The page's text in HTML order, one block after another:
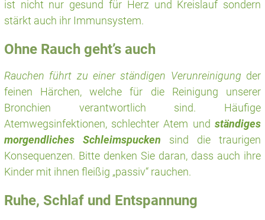
ist nicht nur gesund für Herz und Kreislauf sondern
stärkt auch ihr Immunsystem.
Ohne Rauch geht’s auch
Rauchen führt zu einer ständigen Verunreinigung der
feinen Härchen, welche für die Reinigung unserer
Bronchien verantwortlich sind. Häufige
Atemwegsinfektionen, schlechter Atem undständiges
morgendliches Schleimspucken sind die traurigen
Konsequenzen. Bitte denken Sie daran, dass auch ihre
Kinder mit ihnen fleißig „passiv“ rauchen.
Ruhe, Schlaf und Entspannung